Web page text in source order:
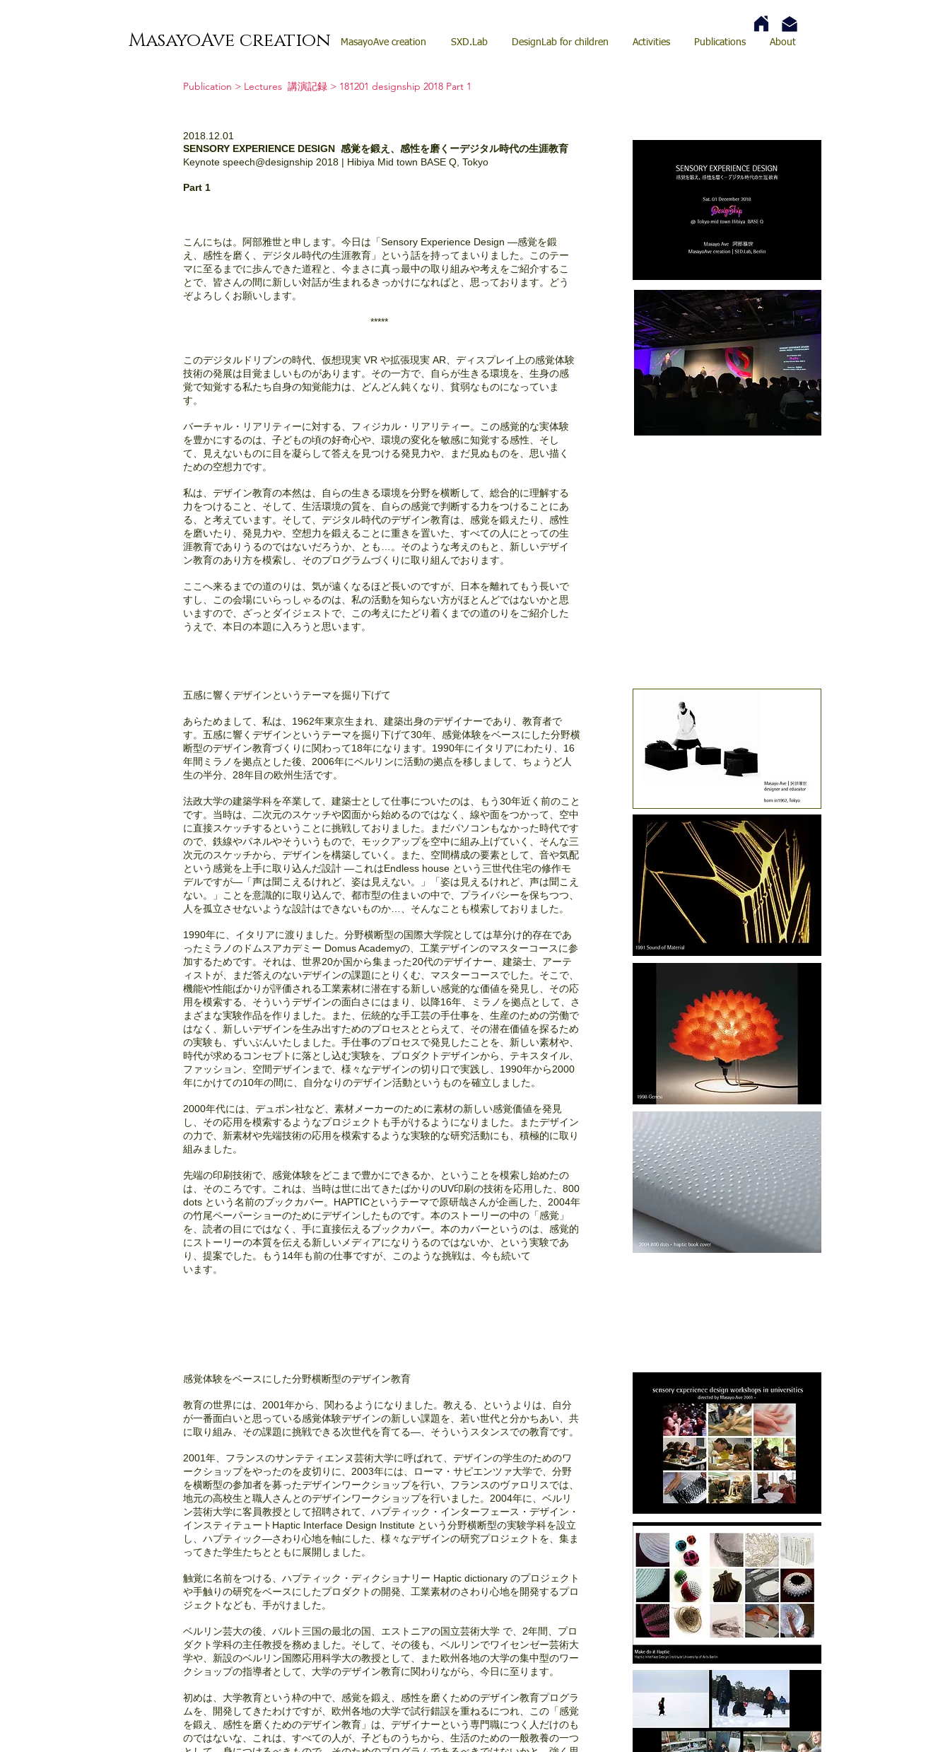
MasayoAve creation MasayoAve creation SXD.Lab DesignLab for children Activities Publications About
Publication > Lectures 講演記録 > 181201 designship 2018 Part 1
2018.12.01
SENSORY EXPERIENCE DESIGN 感覚を鍛え、感性を磨くーデジタル時代の生涯教育
Keynote speech@designship 2018 | Hibiya Mid town BASE Q, Tokyo
Part 1
こんにちは。阿部雅世と申します。今日は「Sensory Experience Design ―感覚を鍛
え、感性を磨く、デジタル時代の生涯教育」という話を持ってまいりました。このテー
マに至るまでに歩んできた道程と、今まさに真っ最中の取り組みや考えをご紹介するこ
とで、皆さんの間に新しい対話が生まれるきっかけになればと、思っております。どう
ぞよろしくお願いします。
*****
このデジタルドリブンの時代、仮想現実 VR や拡張現実 AR、ディスプレイ上の感覚体験
技術の発展は目覚ましいものがあります。その一方で、自らが生きる環境を、生身の感
覚で知覚する私たち自身の知覚能力は、どんどん鈍くなり、貧弱なものになっていま
す。
バーチャル・リアリティーに対する、フィジカル・リアリティー。この感覚的な実体験
を豊かにするのは、子どもの頃の好奇心や、環境の変化を敏感に知覚する感性、そし
て、見えないものに目を凝らして答えを見つける発見力や、まだ見ぬものを、思い描く
ための空想力です。
私は、デザイン教育の本然は、自らの生きる環境を分野を横断して、総合的に理解する
力をつけること、そして、生活環境の質を、自らの感覚で判断する力をつけることにあ
る、と考えています。そして、デジタル時代のデザイン教育は、感覚を鍛えたり、感性
を磨いたり、発見力や、空想力を鍛えることに重きを置いた、すべての人にとっての生
涯教育でありうるのではないだろうか、とも…。そのような考えのもと、新しいデザイ
ン教育のあり方を模索し、そのプログラムづくりに取り組んでおります。
ここへ来るまでの道のりは、気が遠くなるほど長いのですが、日本を離れてもう長いで
すし、この会場にいらっしゃるのは、私の活動を知らない方がほとんどではないかと思
いますので、ざっとダイジェストで、この考えにたどり着くまでの道のりをご紹介した
うえで、本日の本題に入ろうと思います。
五感に響くデザインというテーマを掘り下げて
あらためまして、私は、1962年東京生まれ、建築出身のデザイナーであり、教育者で
す。五感に響くデザインというテーマを掘り下げて30年、感覚体験をベースにした分野横
断型のデザイン教育づくりに関わって18年になります。1990年にイタリアにわたり、16
年間ミラノを拠点とした後、2006年にベルリンに活動の拠点を移しまして、ちょうど人
生の半分、28年目の欧州生活です。
法政大学の建築学科を卒業して、建築士として仕事についたのは、もう30年近く前のこと
です。当時は、二次元のスケッチや図面から始めるのではなく、線や面をつかって、空中
に直接スケッチするということに挑戦しておりました。まだパソコンもなかった時代です
ので、鉄線やパネルやそういうもので、モックアップを空中に組み上げていく、そんな三
次元のスケッチから、デザインを構築していく。また、空間構成の要素として、音や気配
という感覚を上手に取り込んだ設計 ―これはEndless house という三世代住宅の修作モ
デルですが―「声は聞こえるけれど、姿は見えない。」「姿は見えるけれど、声は聞こえ
ない。」ことを意識的に取り込んで、都市型の住まいの中で、プライバシーを保ちつつ、
人を孤立させないような設計はできないものか…、そんなことも模索しておりました。
1990年に、イタリアに渡りました。分野横断型の国際大学院としては草分け的存在であ
ったミラノのドムスアカデミー Domus Academyの、工業デザインのマスターコースに参
加するためです。それは、世界20か国から集まった20代のデザイナー、建築士、アーテ
ィストが、まだ答えのないデザインの課題にとりくむ、マスターコースでした。そこで、
機能や性能ばかりが評価される工業素材に潜在する新しい感覚的な価値を発見し、その応
用を模索する、そういうデザインの面白さにはまり、以降16年、ミラノを拠点として、さ
まざまな実験作品を作りました。また、伝統的な手工芸の手仕事を、生産のための労働で
はなく、新しいデザインを生み出すためのプロセスととらえて、その潜在価値を探るため
の実験も、ずいぶんいたしました。手仕事のプロセスで発見したことを、新しい素材や、
時代が求めるコンセプトに落とし込む実験を、プロダクトデザインから、テキスタイル、
ファッション、空間デザインまで、様々なデザインの切り口で実践し、1990年から2000
年にかけての10年の間に、自分なりのデザイン活動というものを確立しました。
2000年代には、デュポン社など、素材メーカーのために素材の新しい感覚価値を発見
し、その応用を模索するようなプロジェクトも手がけるようになりました。またデザイン
の力で、新素材や先端技術の応用を模索するような実験的な研究活動にも、積極的に取り
組みました。
先端の印刷技術で、感覚体験をどこまで豊かにできるか、ということを模索し始めたの
は、そのころです。これは、当時は世に出てきたばかりのUV印刷の技術を応用した、800
dots という名前のブックカバー。HAPTICというテーマで原研哉さんが企画した、2004年
の竹尾ペーパーショーのためにデザインしたものです。本のストーリーの中の「感覚」
を、読者の目にではなく、手に直接伝えるブックカバー。本のカバーというのは、感覚的
にストーリーの本質を伝える新しいメディアになりうるのではないか、という実験であ
り、提案でした。もう14年も前の仕事ですが、このような挑戦は、今も続いて
います。
感覚体験をベースにした分野横断型のデザイン教育
教育の世界には、2001年から、関わるようになりました。教える、というよりは、自分
が一番面白いと思っている感覚体験デザインの新しい課題を、若い世代と分かちあい、共
に取り組み、その課題に挑戦できる次世代を育てる―、そういうスタンスでの教育です。
2001年、フランスのサンテティエンヌ芸術大学に呼ばれて、デザインの学生のためのワ
ークショップをやったのを皮切りに、2003年には、ローマ・サピエンツァ大学で、分野
を横断型の参加者を募ったデザインワークショップを行い、フランスのヴァロリスでは、
地元の高校生と職人さんとのデザインワークショップを行いました。2004年に、ベルリ
ン芸術大学に客員教授として招聘されて、ハプティック・インターフェース・デザイン・
インスティテュートHaptic Interface Design Institute という分野横断型の実験学科を設立
し、ハプティック―さわり心地を軸にした、様々なデザインの研究プロジェクトを、集ま
ってきた学生たちとともに展開しました。
触覚に名前をつける、ハプティック・ディクショナリー Haptic dictionary のプロジェクト
や手触りの研究をベースにしたプロダクトの開発、工業素材のさわり心地を開発するプロ
ジェクトなども、手がけました。
ベルリン芸大の後、バルト三国の最北の国、エストニアの国立芸術大学 で、2年間、プロ
ダクト学科の主任教授を務めました。そして、その後も、ベルリンでワイセンゼー芸術大
学や、新設のベルリン国際応用科学大の教授として、また欧州各地の大学の集中型のワー
クショップの指導者として、大学のデザイン教育に関わりながら、今日に至ります。
初めは、大学教育という枠の中で、感覚を鍛え、感性を磨くためのデザイン教育プログラ
ムを、開発してきたわけですが、欧州各地の大学で試行錯誤を重ねるにつれ、この「感覚
を鍛え、感性を磨くためのデザイン教育」は、デザイナーという専門職につく人だけのも
のではないな、これは、すべての人が、子どものうちから、生活のための一般教養の一つ